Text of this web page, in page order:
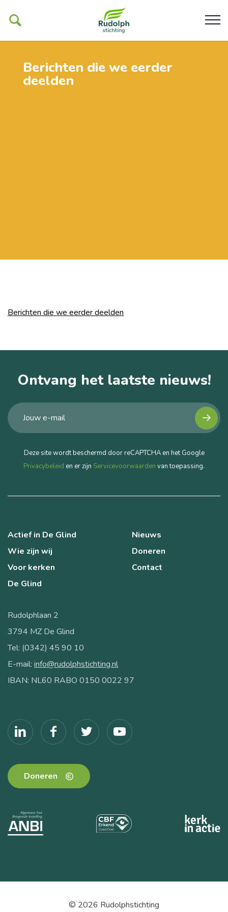
Ons werk
Berichten die we eerder
deelden
Berichten die we eerder deelden
Ontvang het laatste nieuws!
Deze site wordt beschermd door reCAPTCHA en het Google
Privacybeleid en er zijn Servicevoorwaarden van toepassing.
Actief in De Glind
Wie zijn wij
Voor kerken
De Glind
Nieuws
Doneren
Contact
Rudolphlaan 2
3794 MZ De Glind
Tel: (0342) 45 90 10
E-mail: info@rudolphstichting.nl
IBAN: NL60 RABO 0150 0022 97
Doneren
© 2026 Rudolphstichting